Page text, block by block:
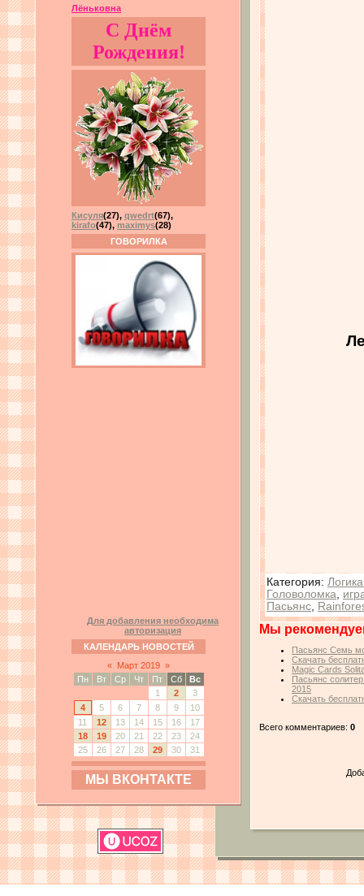
Лёньковна
С Днём
Рождения!
Кисуля(27), qwedrt(67),
kirafo(47), maximys(28)
ГОВОРИЛКА
Для добавления необходима
авторизация
КАЛЕНДАРЬ НОВОСТЕЙ
« Март 2019 »
Пн
Вт Ср Чт Пт Сб
Вс
1
2
3
4
5 6 7 8 9
10
11
12 13 14 15 16
17
18
19 20 21 22 23
24
25
26 27 28 29 30 31
МЫ ВКОНТАКТЕ
Категория:
Головоломка
Пасьянс
Мы
Пасьянс Семь
Скачать
Magic Cards
Пасьянс
2015
Скачать
Всего комментариев: 0